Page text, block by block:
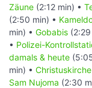
Zäune (2:12 min) •
(2:50 min) •
min) • Gobabis
• Polizei-
damals & heute
min) • Christuskirche
Sam Nujoma (2:30